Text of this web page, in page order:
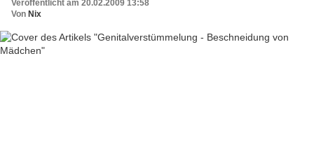
Veröffentlicht am 20.02.2009 13:58
Von Nix